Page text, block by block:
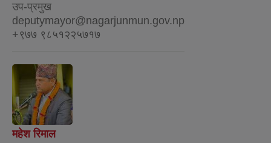
उप-प्रमुख
deputymayor@nagarjunmun.gov.np
+९७७ ९८५१२२५७१७
महेश रिमाल